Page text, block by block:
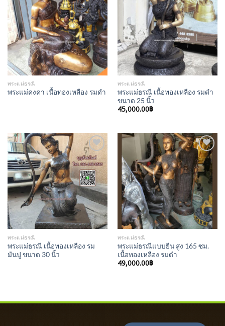
Add to
Wishlist
พระแม่ธรณี
พระแม่คงคา เนื้อทองเหลือง รมดำ
Add to
Wishlist
พระแม่ธรณี
พระแม่ธรณี เนื้อทองเหลือง รมดำ
ขนาด 25 นิ้ว
45,000.00฿
Add to
Wishlist
พระแม่ธรณี
พระแม่ธรณี เนื้อทองเหลือง รม
มันปู ขนาด 30 นิ้ว
Add to
Wishlist
พระแม่ธรณี
พระแม่ธรณีแบบยืน สูง 165 ซม.
เนื้อทองเหลือง รมดำ
49,000.00฿